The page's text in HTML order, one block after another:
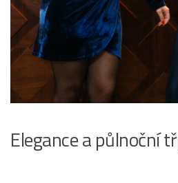
Elegance a půlnoční